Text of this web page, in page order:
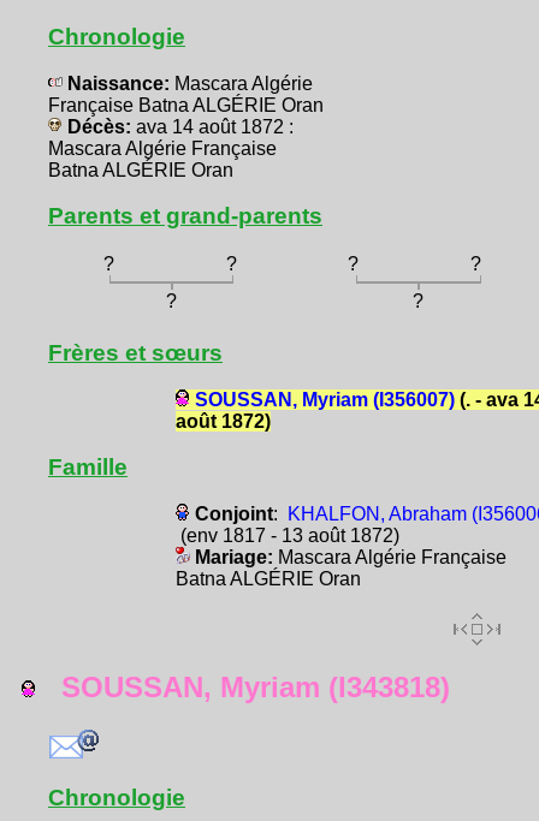
Chronologie
Naissance: Mascara Algérie
Française Batna ALGÉRIE Oran
Décès: ava 14 août 1872 :
Mascara Algérie Française
Batna ALGÉRIE Oran
Parents et grand-parents
? ? ?
?
?
?
Frères et sœurs
SOUSSAN, Myriam (I356007)(. - ava
août 1872)
Famille
Conjoint:
KHALFON, Abraham
(env 1817 - 13 août 1872)
Mariage: Mascara Algérie Française
Batna ALGÉRIE Oran
SOUSSAN, Myriam (I343818)
Chronologie